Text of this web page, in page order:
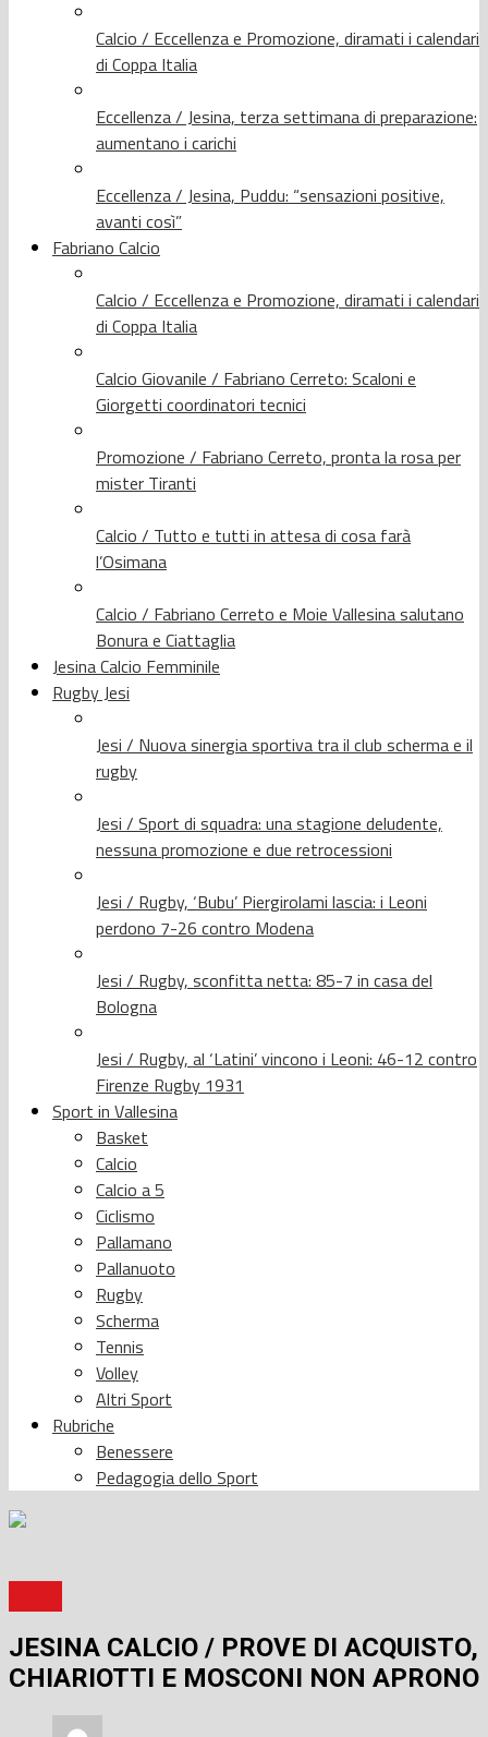
Calcio / Eccellenza e Promozione, diramati i calendari
di Coppa Italia
Eccellenza / Jesina, terza settimana di preparazione:
aumentano i carichi
Eccellenza / Jesina, Puddu: “sensazioni positive,
avanti così”
Fabriano Calcio
Calcio / Eccellenza e Promozione, diramati i calendari
di Coppa Italia
Calcio Giovanile / Fabriano Cerreto: Scaloni e
Giorgetti coordinatori tecnici
Promozione / Fabriano Cerreto, pronta la rosa per
mister Tiranti
Calcio / Tutto e tutti in attesa di cosa farà
l’Osimana
Calcio / Fabriano Cerreto e Moie Vallesina salutano
Bonura e Ciattaglia
Jesina Calcio Femminile
Rugby Jesi
Jesi / Nuova sinergia sportiva tra il club scherma e il
rugby
Jesi / Sport di squadra: una stagione deludente,
nessuna promozione e due retrocessioni
Jesi / Rugby, ‘Bubu’ Piergirolami lascia: i Leoni
perdono 7-26 contro Modena
Jesi / Rugby, sconfitta netta: 85-7 in casa del
Bologna
Jesi / Rugby, al ‘Latini’ vincono i Leoni: 46-12 contro
Firenze Rugby 1931
Sport in Vallesina
Basket
Calcio
Calcio a 5
Ciclismo
Pallamano
Pallanuoto
Rugby
Scherma
Tennis
Volley
Altri Sport
Rubriche
Benessere
Pedagogia dello Sport
JESINA CALCIO / PROVE DI ACQUISTO,
CHIARIOTTI E MOSCONI NON APRONO